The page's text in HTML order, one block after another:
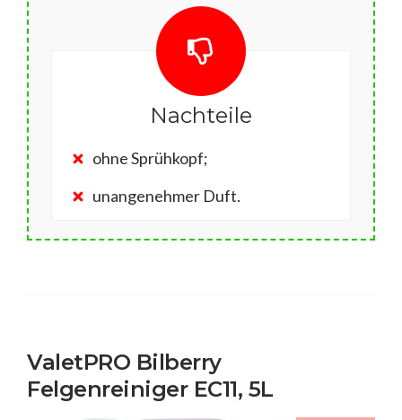
Nachteile
ohne Sprühkopf;
unangenehmer Duft.
ValetPRO Bilberry
Felgenreiniger EC11, 5L